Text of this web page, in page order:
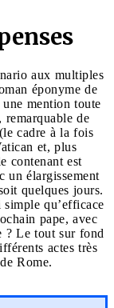
aux multiples
éponyme de
mention toute
de
cadre à la fois
et, plus
contenant est
un élargissement
quelques jours.
simple qu’efficace
pape, avec
? Le tout sur fond
actes très
Rome.